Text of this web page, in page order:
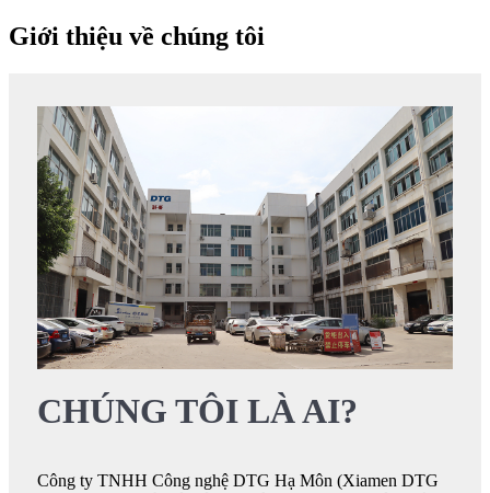
Giới thiệu về chúng tôi
CHÚNG TÔI LÀ AI?
Công ty TNHH Công nghệ DTG Hạ Môn (Xiamen DTG